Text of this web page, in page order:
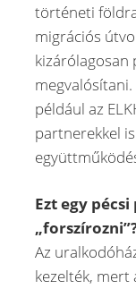
történeti
migrációs
kizárólagosan
például az
partnerekkel
Ezt egy
Az
kezelték, mert